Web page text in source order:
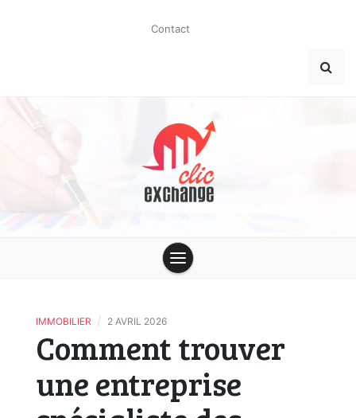
Contact
clic-
IMMOBILIER / 2 AVRIL 2026
Comment trouver
une entreprise